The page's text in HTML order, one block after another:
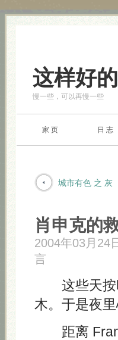
这样好
慢一些，可以再慢一些
家 页 日 志
城市有色 之 灰
肖申克的
2004年03月24
言
这些天按
木。于是夜
距离 Frank